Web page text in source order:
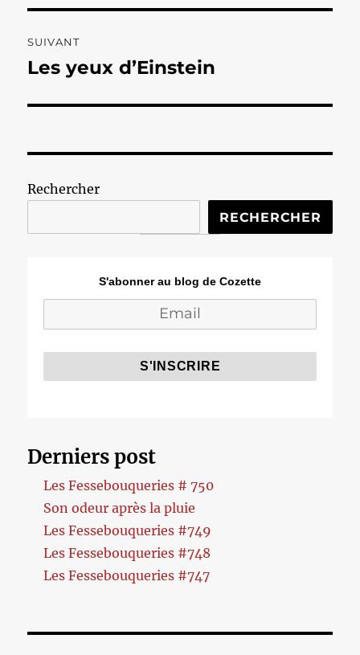
SUIVANT
Publication
Les yeux d’Einstein
Rechercher
RECHERCHER
S'abonner au blog de Cozette
Derniers post
Les Fessebouqueries # 750
Son odeur après la pluie
Les Fessebouqueries #749
Les Fessebouqueries #748
Les Fessebouqueries #747